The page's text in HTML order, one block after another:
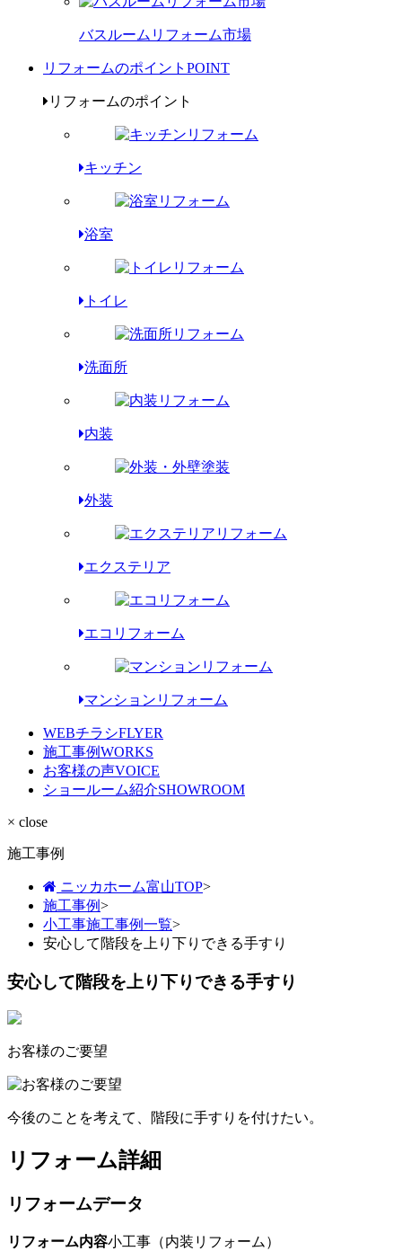
バスルームリフォーム市場
リフォームのポイント POINT
リフォームのポイント
キッチン
浴室
トイレ
洗面所
内装
外装
エクステリア
エコリフォーム
マンションリフォーム
WEBチラシFLYER
施工事例WORKS
お客様の声VOICE
ショールーム紹介SHOWROOM
× close
施工事例
ニッカホーム富山TOP>
施工事例>
小工事施工事例一覧>
安心して階段を上り下りできる手すり
安心して階段を上り下りできる手すり
お客様のご要望
今後のことを考えて、階段に手すりを付けたい。
リフォーム詳細
リフォームデータ
リフォーム内容小工事（内装リフォーム）